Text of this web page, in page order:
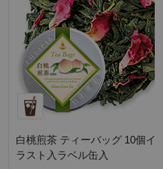
白桃煎茶 ティーバッグ 10個イ
ラスト入ラベル缶入